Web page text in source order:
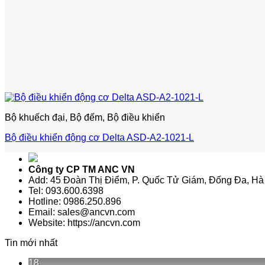
Bộ khuếch đại, Bộ đếm, Bộ điều khiển
Bộ điều khiển động cơ Delta ASD-A2-1021-L
Công ty CP TM ANC VN
Add: 45 Đoàn Thị Điểm, P. Quốc Tử Giám, Đống Đa,
Tel: 093.600.6398
Hotline: 0986.250.896
Email: sales@ancvn.com
Website: https://ancvn.com
Tin mới nhất
18